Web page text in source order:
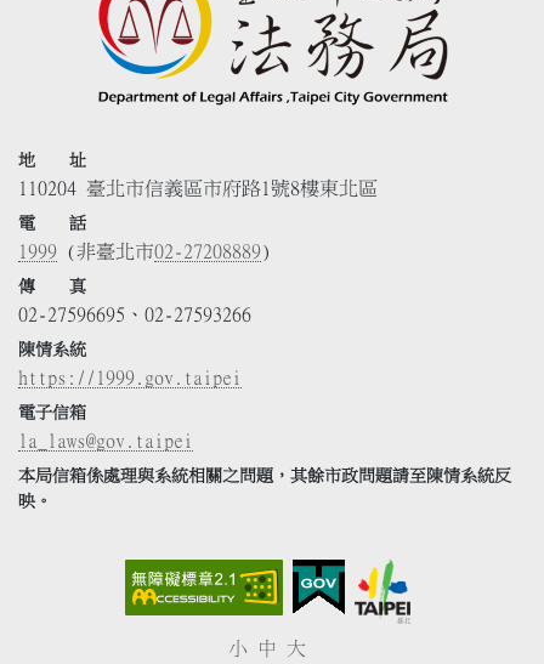
地 址
110204 臺北市信義區市府路1號8樓東北區
電 話
1999 (非臺北市02-27208889)
傳 真
02-27596695、02-27593266
陳情系統
https://1999.gov.taipei
電子信箱
la_laws@gov.taipei
本局信箱係處理與系統相關之問題，其餘市政問題請至陳情系統反
映。
小 中 大